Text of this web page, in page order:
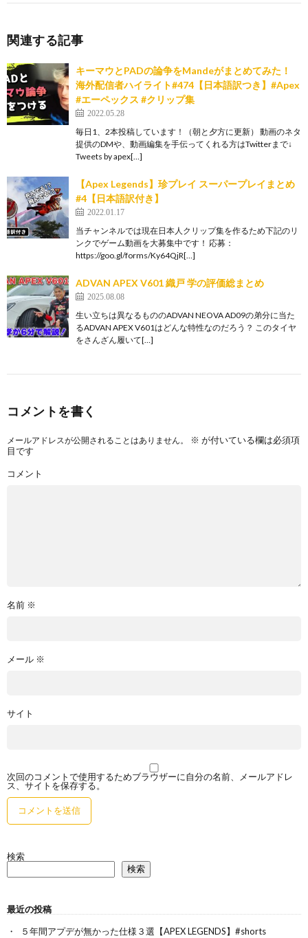
関連する記事
キーマウとPADの論争をMandeがまとめてみた！
海外配信者ハイライト#474【日本語訳つき】#Apex
#エーペックス #クリップ集
2022.05.28
毎日1、2本投稿しています！（朝と夕方に更新） 動画のネタ
提供のDMや、動画編集を手伝ってくれる方はTwitterまで↓
Tweets by apex[…]
【Apex Legends】珍プレイ スーパープレイまとめ
#4【日本語訳付き】
2022.01.17
当チャンネルでは現在日本人クリップ集を作るため下記のリ
ンクでゲーム動画を大募集中です！ 応募：
https://goo.gl/forms/Ky64QjR[…]
ADVAN APEX V601 織戸 学の評価総まとめ
2025.08.08
生い立ちは異なるもののADVAN NEOVA AD09の弟分に当た
るADVAN APEX V601はどんな特性なのだろう？ このタイヤ
をさんざん履いて[…]
コメントを書く
メールアドレスが公開されることはありません。 ※ が付いている欄は必須項
目です
コメント
名前 ※
メール ※
サイト
次回のコメントで使用するためブラウザーに自分の名前、メールアドレ
ス、サイトを保存する。
検索
検索
最近の投稿
５年間アプデが無かった仕様３選【APEX LEGENDS】#shorts